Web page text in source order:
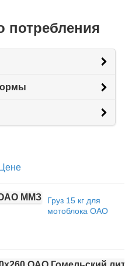
потребления
Цене
Груз 15 кг для
мотоблока ОАО